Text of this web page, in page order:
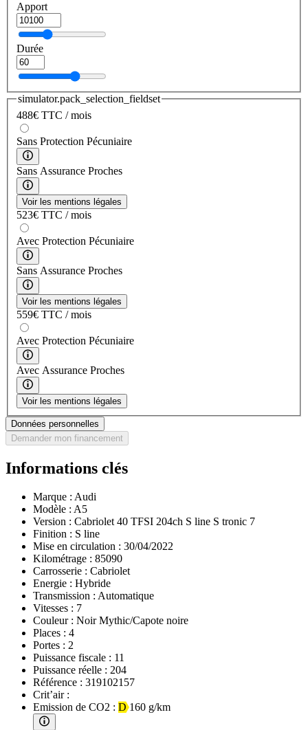
Apport
Durée
simulator.pack_selection_fieldset
488€ TTC / mois
Sans Protection Pécuniaire
Sans Assurance Proches
Voir les mentions légales
523€ TTC / mois
Avec Protection Pécuniaire
Sans Assurance Proches
Voir les mentions légales
559€ TTC / mois
Avec Protection Pécuniaire
Avec Assurance Proches
Voir les mentions légales
Données personnelles
Demander mon financement
Informations clés
Marque : Audi
Modèle : A5
Version : Cabriolet 40 TFSI 204ch S line S tronic 7
Finition : S line
Mise en circulation : 30/04/2022
Kilométrage : 85090
Carrosserie : Cabriolet
Energie : Hybride
Transmission : Automatique
Vitesses : 7
Couleur : Noir Mythic/Capote noire
Places : 4
Portes : 2
Puissance fiscale : 11
Puissance réelle : 204
Référence : 319102157
Crit’air :
Emission de CO2 : D160 g/km